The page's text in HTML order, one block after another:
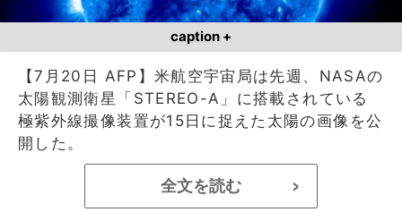
caption +
【7月20日 AFP】米航空宇宙局は先週、NASAの
太陽観測衛星「STEREO-A」に搭載されている
極紫外線撮像装置が15日に捉えた太陽の画像を公
開した。
全文を読む >